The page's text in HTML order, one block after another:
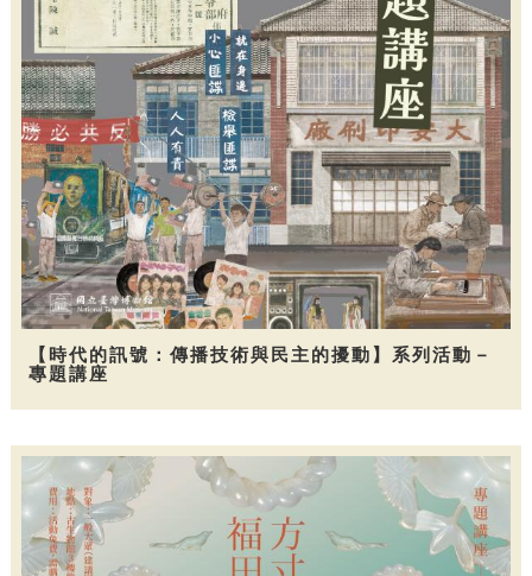
【時代的訊號：傳播技術與民主的擾動】系列活動－
專題講座